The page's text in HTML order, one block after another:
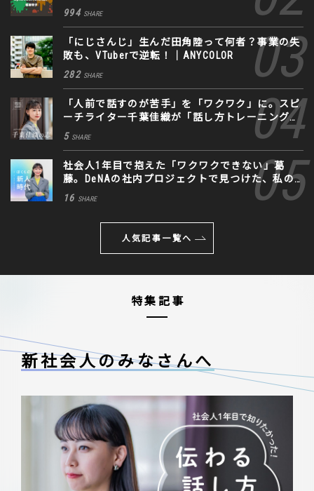
994 SHARE
「にじさんじ」生んだ田角陸って何者？事業の失
敗も、VTuberで逆転！｜ANYCOLOR
282 SHARE
「人前で話すのが苦手」を「ワクワク」に。スピ
ーチライター千葉佳織が「話し方トレーニング」
に込めた思い
5 SHARE
社会人1年目で抱えた「ワクワクできない」葛
藤。DeNAの社内プロジェクトで見つけた、私の
生きる道
16 SHARE
人気記事一覧へ
特集記事
新社会人のみなさんへ